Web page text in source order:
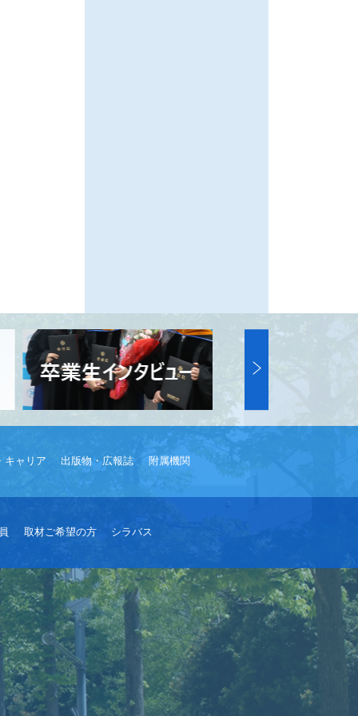
キャリア 出版物・広報誌 附属機関
取材ご希望の方 シラバス